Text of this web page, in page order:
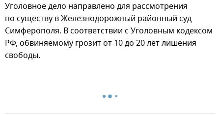
Уголовное дело направлено для рассмотрения
по существу в Железнодорожный районный суд
Симферополя. В соответствии с Уголовным кодексом
РФ, обвиняемому грозит от 10 до 20 лет лишения
свободы.